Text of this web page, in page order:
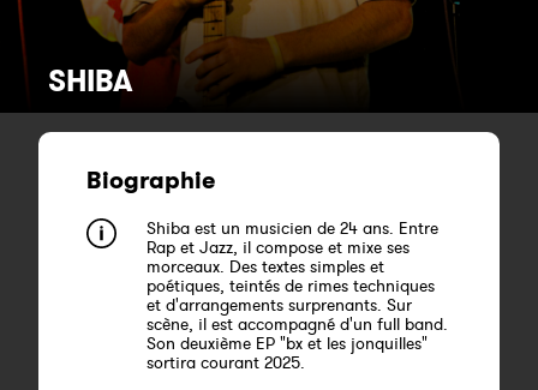
SHIBA
Biographie
Shiba est un musicien de 24 ans. Entre
Rap et Jazz, il compose et mixe ses
morceaux. Des textes simples et
poétiques, teintés de rimes techniques
et d'arrangements surprenants. Sur
scène, il est accompagné d'un full band.
Son deuxième EP "bx et les jonquilles"
sortira courant 2025.